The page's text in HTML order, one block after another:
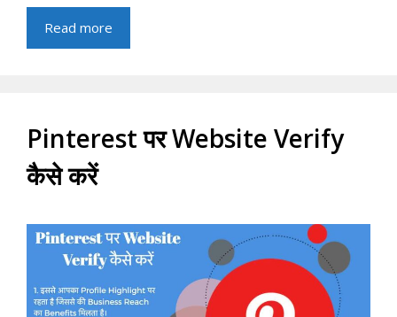
Read more
Pinterest पर Website Verify
कैसे करें